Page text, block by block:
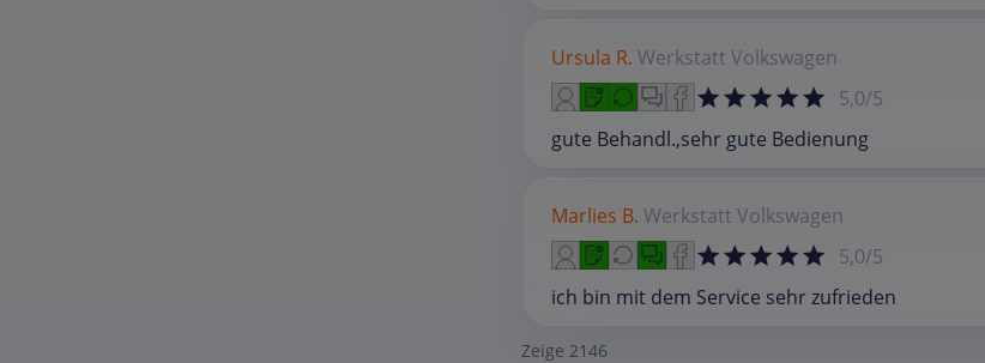
Ursula R. Werkstatt Volkswagen
5,0/5
gute Behandl.,sehr gute Bedienung
Marlies B. Werkstatt Volkswagen
5,0/5
ich bin mit dem Service sehr zufrieden
Zeige 2146